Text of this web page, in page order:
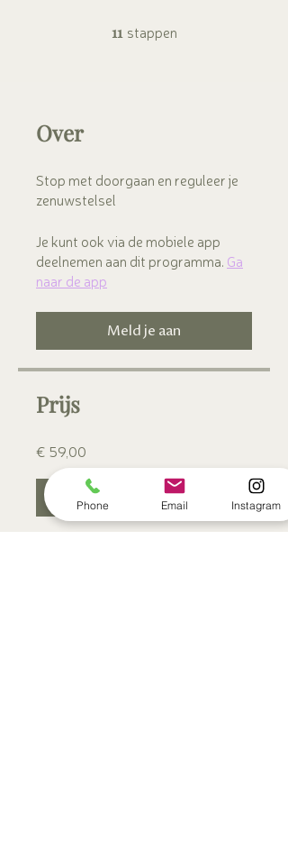
11 stappen
Over
Stop met doorgaan en reguleer je
zenuwstelsel
Je kunt ook via de mobiele app
deelnemen aan dit programma. Ga
naar de app
Meld je aan
Prijs
€ 59,00
Aanmelden
Phone Email Instagram